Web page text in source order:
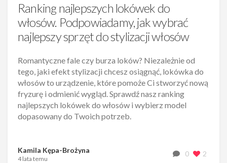
Ranking najlepszych lokówek do
włosów. Podpowiadamy, jak wybrać
najlepszy sprzęt do stylizacji włosów
Romantyczne fale czy burza loków? Niezależnie od
tego, jaki efekt stylizacji chcesz osiągnąć, lokówka do
włosów to urządzenie, które pomoże Ci stworzyć nową
fryzurę i odmienić wygląd. Sprawdź nasz ranking
najlepszych lokówek do włosów i wybierz model
dopasowany do Twoich potrzeb.
Kamila Kępa-Brożyna
4 lata temu
0 2